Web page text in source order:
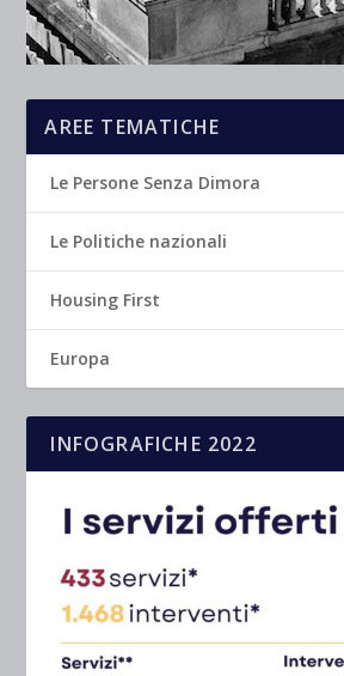
AREE TEMATICHE
Le Persone Senza Dimora
Le Politiche nazionali
Housing First
Europa
INFOGRAFICHE 2022